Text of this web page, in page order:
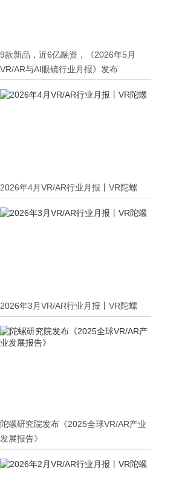
9款新品，近6亿融资，《2026年5月
VR/AR与AI眼镜行业月报》发布
2026年4月VR/AR行业月报丨VR陀螺
2026年3月VR/AR行业月报丨VR陀螺
陀螺研究院发布《2025全球VR/AR产业
发展报告》